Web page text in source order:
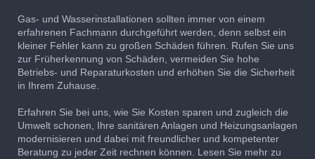
Gas- und Wasserinstallationen sollten immer von einem
erfahrenen Fachmann durchgeführt werden, denn selbst ein
kleiner Fehler kann zu großen Schäden führen. Rufen Sie uns
zur Früherkennung von Schäden, vermeiden Sie hohe
Betriebs- und Reparaturkosten und erhöhen Sie die Sicherheit
in Ihrem Zuhause.
Erfahren Sie bei uns, wie Sie Kosten sparen und zugleich die
Umwelt schonen, Ihre sanitären Anlagen und Heizungsanlagen
modernisieren und dabei mit freundlicher und kompetenter
Beratung zu jeder Zeit rechnen können. Lesen Sie mehr zu